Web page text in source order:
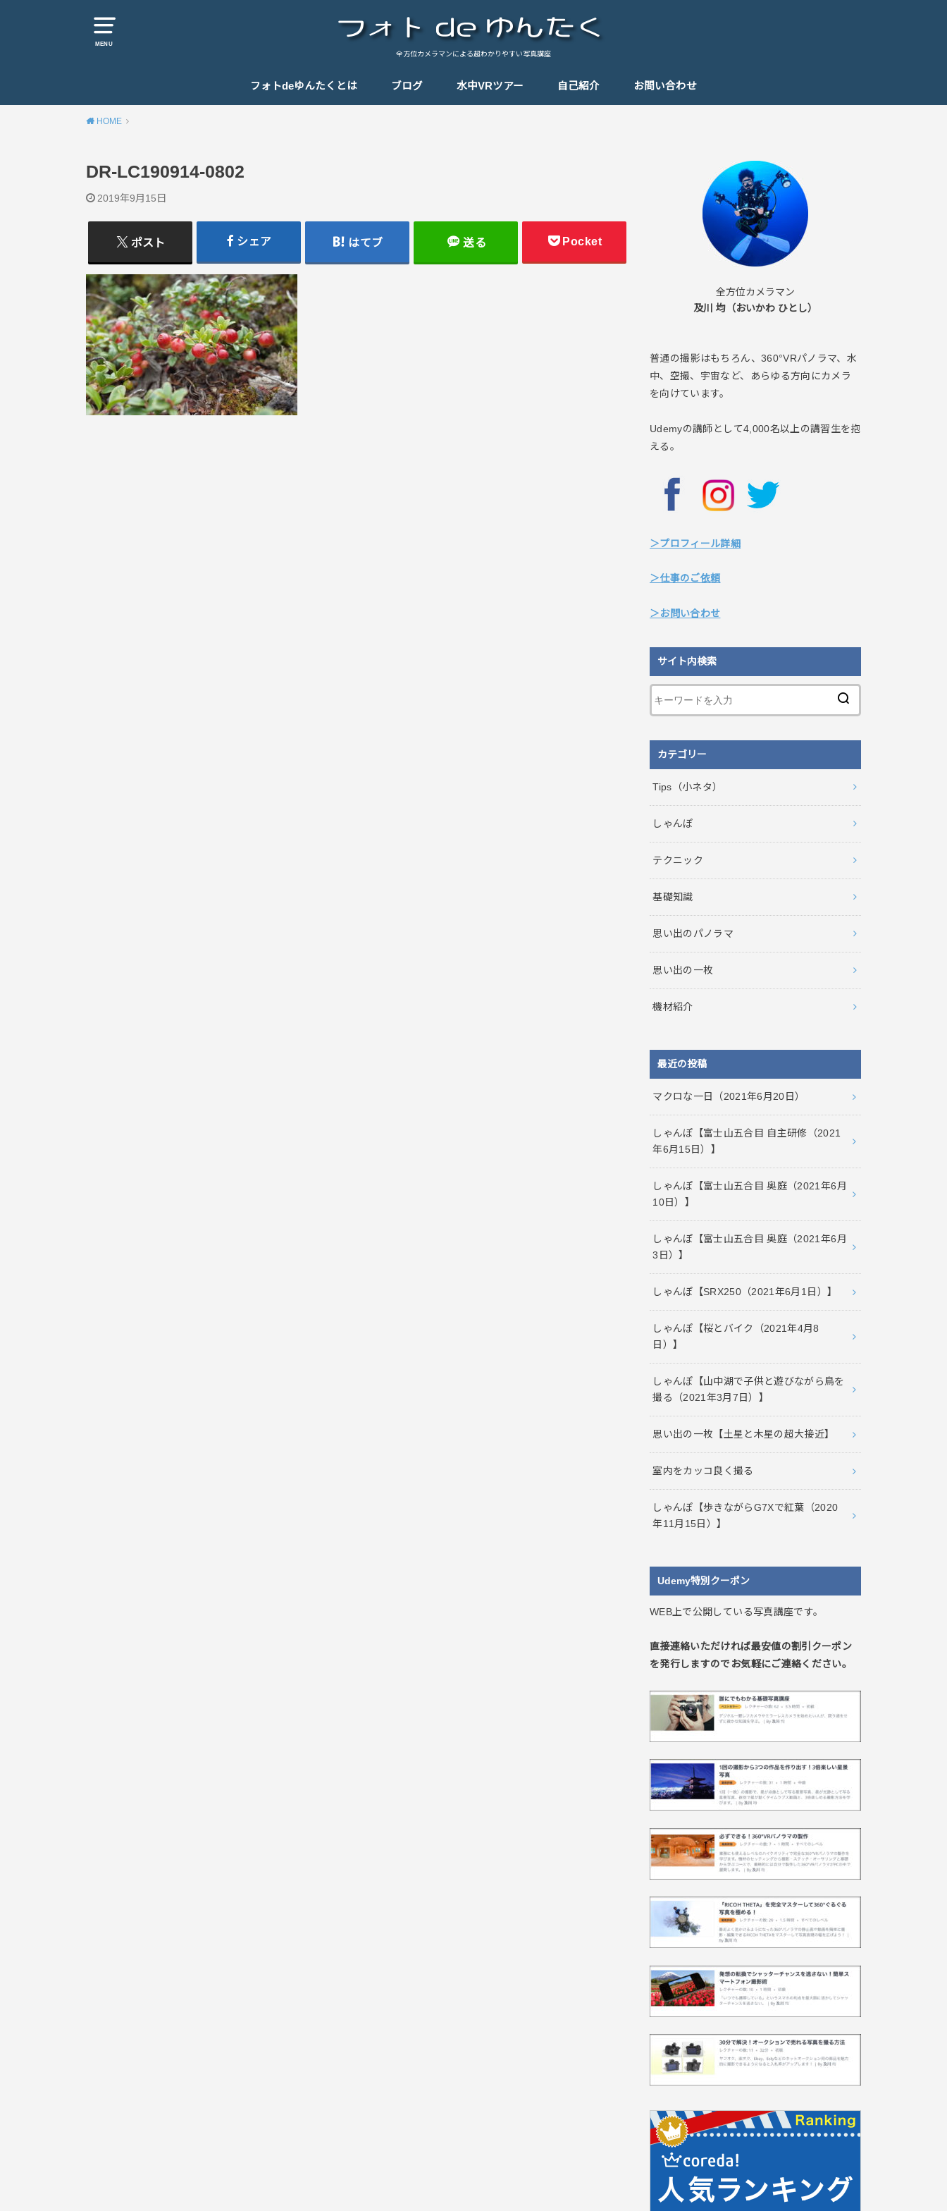
MENU
全方位カメラマンによる超わかりやすい写真講座
フォトdeゆんたくとは ブログ 水中VRツアー 自己紹介 お問い合わせ
HOME
DR-LC190914-0802
2019年9月15日
ポスト シェア はてブ 送る Pocket
全方位カメラマン
及川 均（おいかわ ひとし）
普通の撮影はもちろん、360°VRパノラマ、水
中、空撮、宇宙など、あらゆる方向にカメラ
を向けています。
Udemyの講師として4,000名以上の講習生を抱
える。
＞プロフィール詳細
＞仕事のご依頼
＞お問い合わせ
サイト内検索
カテゴリー
Tips（小ネタ）
しゃんぽ
テクニック
基礎知識
思い出のパノラマ
思い出の一枚
機材紹介
最近の投稿
マクロな一日（2021年6月20日）
しゃんぽ【富士山五合目 自主研修（2021
年6月15日）】
しゃんぽ【富士山五合目 奥庭（2021年6月
10日）】
しゃんぽ【富士山五合目 奥庭（2021年6月
3日）】
しゃんぽ【SRX250（2021年6月1日）】
しゃんぽ【桜とバイク（2021年4月8
日）】
しゃんぽ【山中湖で子供と遊びながら鳥を
撮る（2021年3月7日）】
思い出の一枚【土星と木星の超大接近】
室内をカッコ良く撮る
しゃんぽ【歩きながらG7Xで紅葉（2020
年11月15日）】
Udemy特別クーポン
WEB上で公開している写真講座です。
直接連絡いただければ最安値の割引クーポン
を発行しますのでお気軽にご連絡ください。